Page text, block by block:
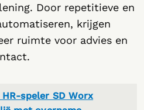
Door repetitieve en
krijgen
ruimte voor advies en
speler SD Worx